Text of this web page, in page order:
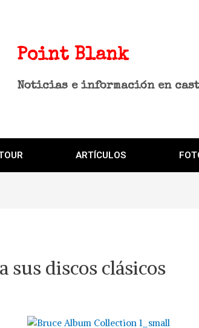
Point Blank
Noticias e información en
ARTÍCULOS
sus discos clásicos